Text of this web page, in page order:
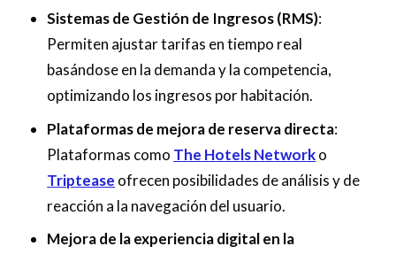
Sistemas de Gestión de Ingresos (RMS):
Permiten ajustar tarifas en tiempo real
basándose en la demanda y la competencia,
optimizando los ingresos por habitación.
Plataformas de mejora de reserva directa:
Plataformas como The Hotels Networko
Triptease ofrecen posibilidades de análisis y de
reacción a la navegación del usuario.
Mejora de la experiencia digital en la